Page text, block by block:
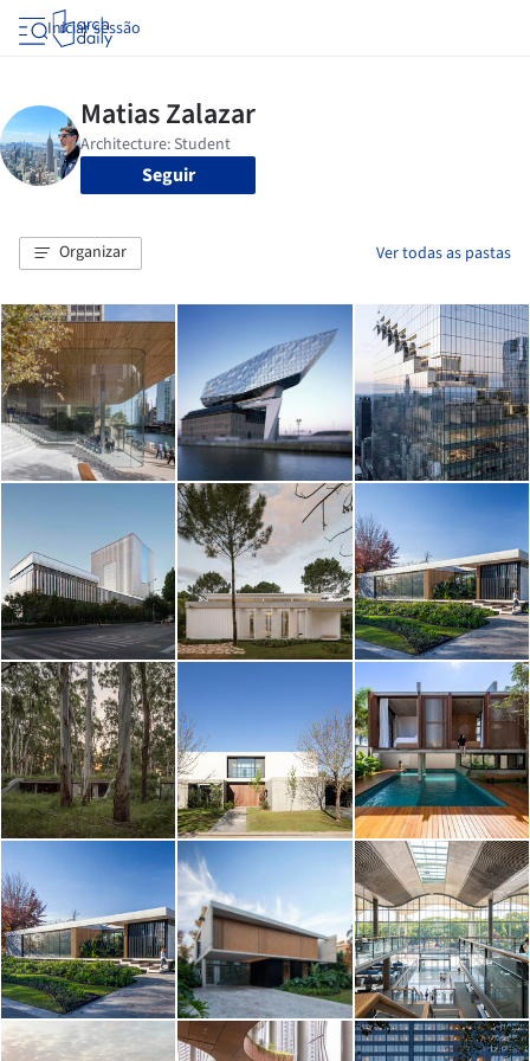
Iniciar sessão
Seguir
Organizar Ver todas as pastas